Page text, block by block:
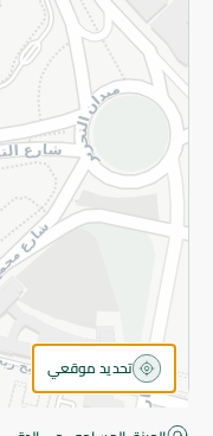
تحديد موقعي
©2026 - Spinneys | جميع الحقوق محفوظة
اقتربت! أضف 100 جنيه للمتابعة إلى الدفع.